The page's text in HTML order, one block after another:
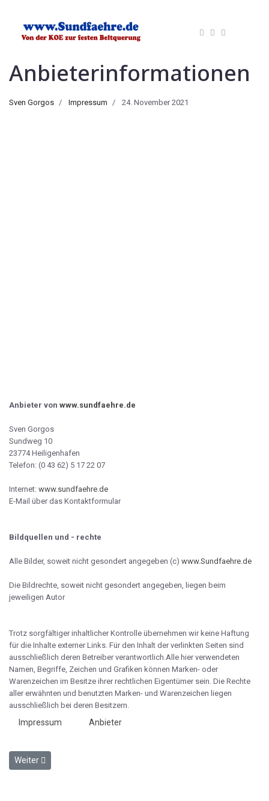
Anbieterinformationen
Sven Gorgos Impressum 24. November 2021
Anbieter von www.sundfaehre.de
Sven Gorgos
Sundweg 10
23774 Heiligenhafen
Telefon: (0 43 62) 5 17 22 07
Internet: www.sundfaehre.de
E-Mail über das Kontaktformular
Bildquellen und - rechte
Alle Bilder, soweit nicht gesondert angegeben (c) www.Sundfaehre.de
Die Bildrechte, soweit nicht gesondert angegeben, liegen beim
jeweiligen Autor
Trotz sorgfältiger inhaltlicher Kontrolle übernehmen wir keine Haftung
für die Inhalte externer Links. Für den Inhalt der verlinkten Seiten sind
ausschließlich deren Betreiber verantwortlich.Alle hier verwendeten
Namen, Begriffe, Zeichen und Grafiken können Marken- oder
Warenzeichen im Besitze ihrer rechtlichen Eigentümer sein. Die Rechte
aller erwähnten und benutzten Marken- und Warenzeichen liegen
ausschließlich bei deren Besitzern.
Impressum Anbieter
Nächster Beitrag: Allgemeine Nutzungsbedingungen
Weiter